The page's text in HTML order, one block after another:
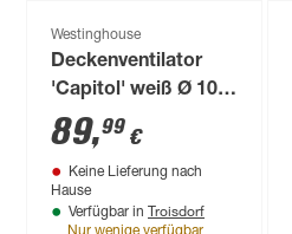
Westinghouse
Deckenventilator
'Capitol' weiß Ø 105
cm
89,99 €
Keine Lieferung nach
Hause
Verfügbar in Troisdorf